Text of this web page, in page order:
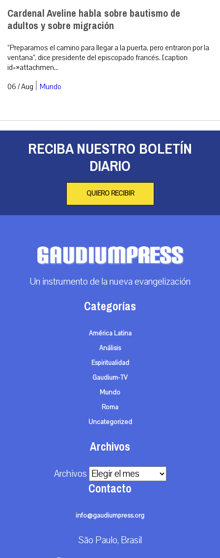
Cardenal Aveline habla sobre bautismo de
adultos y sobre migración
“Preparamos el camino para llegar a la puerta, pero entraron por la
ventana”, dice presidente del episcopado francés. [caption
id=»attachmen...
06 / Aug | Mundo
RECIBA NUESTRO BOLETÍN
DIARIO
QUIERO RECIBIR
Un instrumento de la nueva evangelización
Categorías
América Latina
Análisis
Espiritualidad
Gaudium-TV
Mundo
Roma
Uncategorized
Archivos
Archivos
Contacto
info@gaudiumpress.org
São Paulo, Brasil